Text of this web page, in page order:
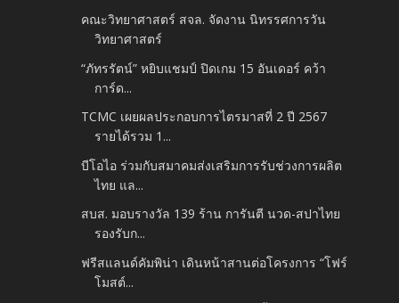
คณะวิทยาศาสตร์ สจล. จัดงาน นิทรรศการวัน
วิทยาศาสตร์
“ภัทรรัตน์” หยิบแชมป์ ปิดเกม 15 อันเดอร์ คว้า
การ์ด...
TCMC เผยผลประกอบการไตรมาสที่ 2 ปี 2567
รายได้รวม 1...
บีโอไอ ร่วมกับสมาคมส่งเสริมการรับช่วงการผลิต
ไทย แล...
สบส. มอบรางวัล 139 ร้าน การันตี นวด-สปาไทย
รองรับก...
ฟรีสแลนด์คัมพิน่า เดินหน้าสานต่อโครงการ “โฟร์
โมสต์...